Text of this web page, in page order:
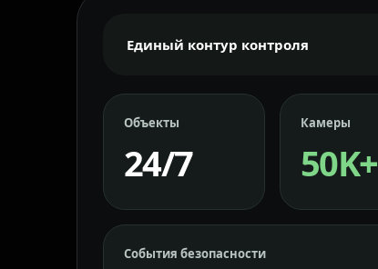
Единый контур контроля
Объекты
24/7
Камеры
50K+
События безопасности